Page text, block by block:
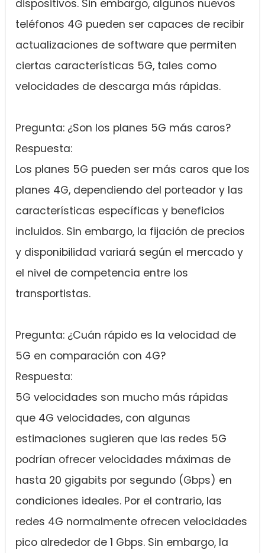
dispositivos. Sin embargo, algunos nuevos
teléfonos 4G pueden ser capaces de recibir
actualizaciones de software que permiten
ciertas características 5G, tales como
velocidades de descarga más rápidas.
Pregunta: ¿Son los planes 5G más caros?
Respuesta:
Los planes 5G pueden ser más caros que los
planes 4G, dependiendo del porteador y las
características específicas y beneficios
incluidos. Sin embargo, la fijación de precios
y disponibilidad variará según el mercado y
el nivel de competencia entre los
transportistas.
Pregunta: ¿Cuán rápido es la velocidad de
5G en comparación con 4G?
Respuesta:
5G velocidades son mucho más rápidas
que 4G velocidades, con algunas
estimaciones sugieren que las redes 5G
podrían ofrecer velocidades máximas de
hasta 20 gigabits por segundo (Gbps) en
condiciones ideales. Por el contrario, las
redes 4G normalmente ofrecen velocidades
pico alrededor de 1 Gbps. Sin embargo, la